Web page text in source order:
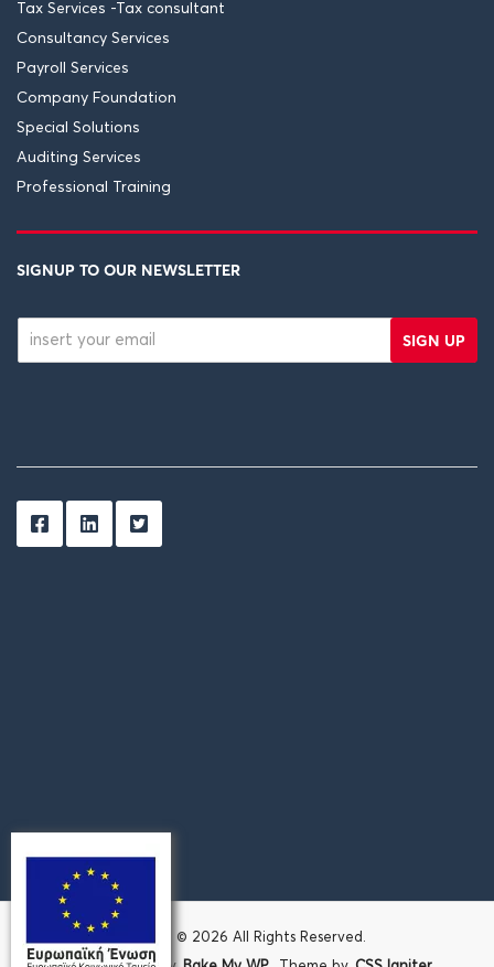
Tax Services -Tax consultant
Consultancy Services
Payroll Services
Company Foundation
Special Solutions
Auditing Services
Professional Training
SIGNUP TO OUR NEWSLETTER
SIGN UP
- © 2026 All Rights Reserved.